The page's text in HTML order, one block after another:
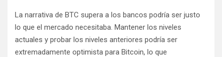
La narrativa de BTC supera a los bancos podría ser justo
lo que el mercado necesitaba. Mantener los niveles
actuales y probar los niveles anteriores podría ser
extremadamente optimista para Bitcoin, lo que